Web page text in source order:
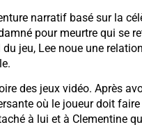
narratif basé sur la
pour meurtre qui se
jeu, Lee noue une
des jeux vidéo. Après
où le joueur doit
à lui et à Clementine